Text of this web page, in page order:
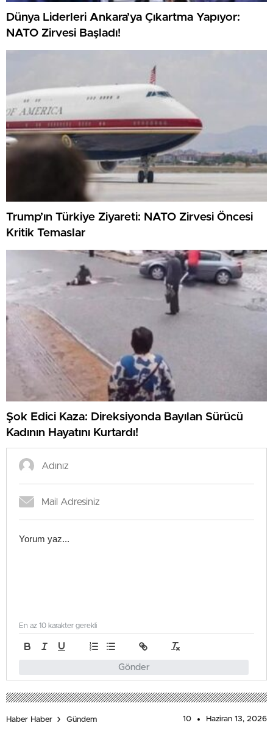
Dünya Liderleri Ankara’ya Çıkartma Yapıyor:
NATO Zirvesi Başladı!
Trump’ın Türkiye Ziyareti: NATO Zirvesi Öncesi
Kritik Temaslar
Şok Edici Kaza: Direksiyonda Bayılan Sürücü
Kadının Hayatını Kurtardı!
Gönder
En az 10 karakter gerekli
Haber Haber Gündem 10 Haziran 13, 2026